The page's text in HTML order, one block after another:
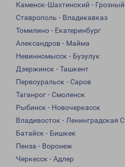
Каменск-Шахтинский - Грозный
Ставрополь - Владикавказ
Томилино - Екатеринбург
Александров - Майма
Невинномысск - Бузулук
Дзержинск - Ташкент
Первоуральск - Саров
Таганрог - Смоленск
Рыбинск - Новочеркасск
Владивосток - Ленинградская
Батайск - Бишкек
Пенза - Воронеж
Черкесск - Адлер